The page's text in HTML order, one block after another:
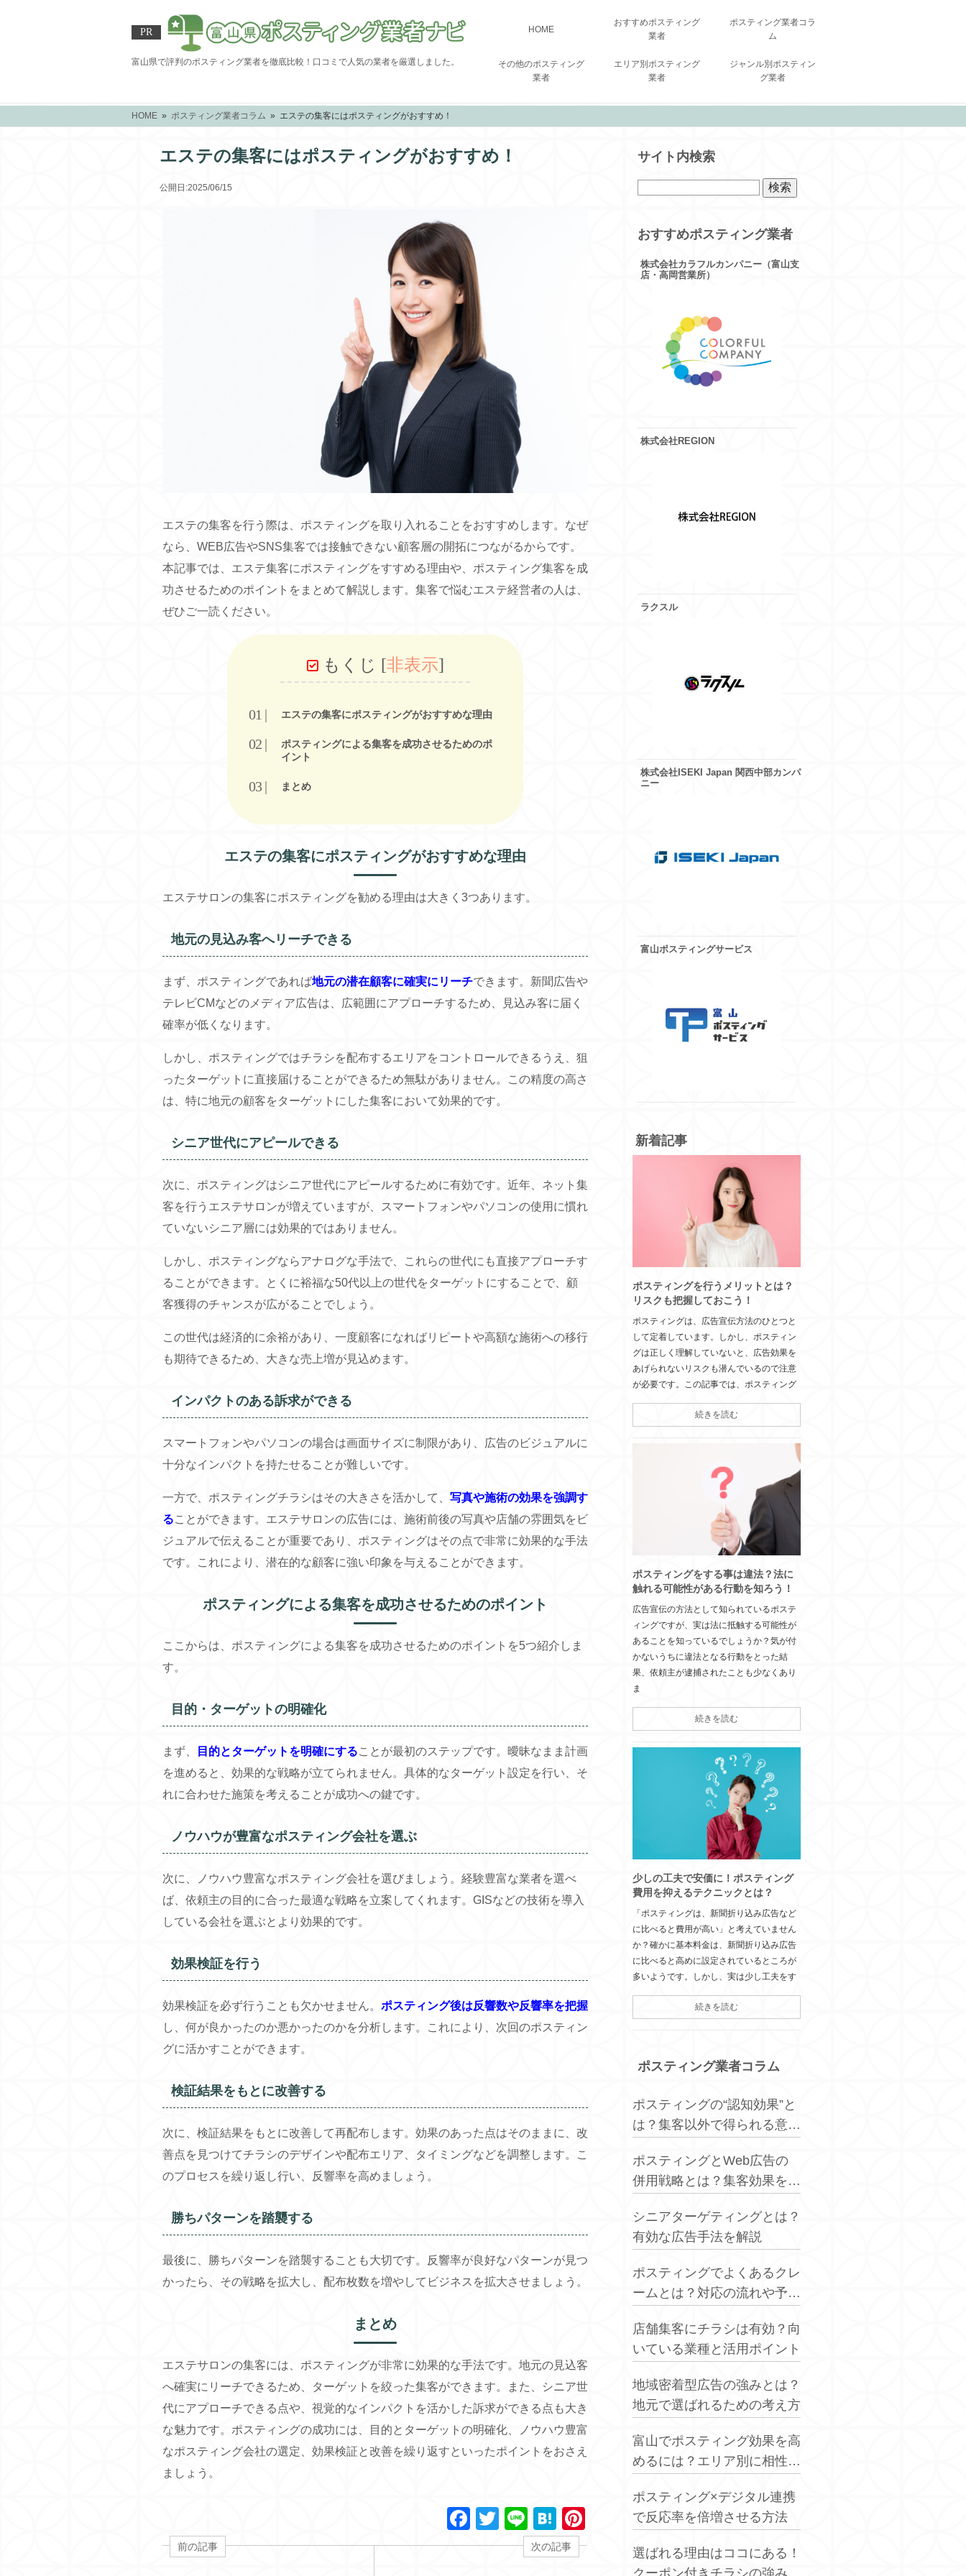
PR
富山県で評判のポスティング業者を徹底比較！口コミで人気の業者を厳選しました。
HOME
おすすめポスティング
業者
ポスティング業者コラ
ム
その他のポスティング
業者
エリア別ポスティング
業者
ジャンル別ポスティン
グ業者
HOME »ポスティング業者コラム » エステの集客にはポスティングがおすすめ！
エステの集客にはポスティングがおすすめ！
公開日:2025/06/15
エステの集客を行う際は、ポスティングを取り入れることをおすすめします。なぜ
なら、WEB広告やSNS集客では接触できない顧客層の開拓につながるからです。
本記事では、エステ集客にポスティングをすすめる理由や、ポスティング集客を成
功させるためのポイントをまとめて解説します。集客で悩むエステ経営者の人は、
ぜひご一読ください。
もくじ [非表示]
エステの集客にポスティングがおすすめな理由
ポスティングによる集客を成功させるためのポ
イント
まとめ
エステの集客にポスティングがおすすめな理由
エステサロンの集客にポスティングを勧める理由は大きく3つあります。
地元の見込み客へリーチできる
まず、ポスティングであれば地元の潜在顧客に確実にリーチできます。新聞広告や
テレビCMなどのメディア広告は、広範囲にアプローチするため、見込み客に届く
確率が低くなります。
しかし、ポスティングではチラシを配布するエリアをコントロールできるうえ、狙
ったターゲットに直接届けることができるため無駄がありません。この精度の高さ
は、特に地元の顧客をターゲットにした集客において効果的です。
シニア世代にアピールできる
次に、ポスティングはシニア世代にアピールするために有効です。近年、ネット集
客を行うエステサロンが増えていますが、スマートフォンやパソコンの使用に慣れ
ていないシニア層には効果的ではありません。
しかし、ポスティングならアナログな手法で、これらの世代にも直接アプローチす
ることができます。とくに裕福な50代以上の世代をターゲットにすることで、顧
客獲得のチャンスが広がることでしょう。
この世代は経済的に余裕があり、一度顧客になればリピートや高額な施術への移行
も期待できるため、大きな売上増が見込めます。
インパクトのある訴求ができる
スマートフォンやパソコンの場合は画面サイズに制限があり、広告のビジュアルに
十分なインパクトを持たせることが難しいです。
一方で、ポスティングチラシはその大きさを活かして、写真や施術の効果を強調す
ることができます。エステサロンの広告には、施術前後の写真や店舗の雰囲気をビ
ジュアルで伝えることが重要であり、ポスティングはその点で非常に効果的な手法
です。これにより、潜在的な顧客に強い印象を与えることができます。
ポスティングによる集客を成功させるためのポイント
ここからは、ポスティングによる集客を成功させるためのポイントを5つ紹介しま
す。
目的・ターゲットの明確化
まず、 目的とターゲットを明確にすることが最初のステップです。曖昧なまま計画
を進めると、効果的な戦略が立てられません。具体的なターゲット設定を行い、そ
れに合わせた施策を考えることが成功への鍵です。
ノウハウが豊富なポスティング会社を選ぶ
次に、ノウハウ豊富なポスティング会社を選びましょう。経験豊富な業者を選べ
ば、依頼主の目的に合った最適な戦略を立案してくれます。GISなどの技術を導入
している会社を選ぶとより効果的です。
効果検証を行う
効果検証を必ず行うことも欠かせません。ポスティング後は反響数や反響率を把握
し、何が良かったのか悪かったのかを分析します。これにより、次回のポスティン
グに活かすことができます。
検証結果をもとに改善する
次に、検証結果をもとに改善して再配布します。効果のあった点はそのままに、改
善点を見つけてチラシのデザインや配布エリア、タイミングなどを調整します。こ
のプロセスを繰り返し行い、反響率を高めましょう。
勝ちパターンを踏襲する
最後に、勝ちパターンを踏襲することも大切です。反響率が良好なパターンが見つ
かったら、その戦略を拡大し、配布枚数を増やしてビジネスを拡大させましょう。
まとめ
エステサロンの集客には、ポスティングが非常に効果的な手法です。地元の見込客
へ確実にリーチできるため、ターゲットを絞った集客ができます。また、シニア世
代にアプローチできる点や、視覚的なインパクトを活かした訴求ができる点も大き
な魅力です。ポスティングの成功には、目的とターゲットの明確化、ノウハウ豊富
なポスティング会社の選定、効果検証と改善を繰り返すといったポイントをおさえ
ましょう。
F
a
T
wi
Li
n
e
H
at
e
nt
前の記事 次の記事
サイト内検索
おすすめポスティング業者
株式会社カラフルカンパニー（富山支
店・高岡営業所）
株式会社REGION
ラクスル
株式会社ISEKI Japan 関西中部カンパ
ニー
富山ポスティングサービス
新着記事
ポスティングを行うメリットとは？
リスクも把握しておこう！
ポスティングは、広告宣伝方法のひとつと
して定着しています。しかし、ポスティン
グは正しく理解していないと、広告効果を
あげられないリスクも潜んでいるので注意
が必要です。この記事では、ポスティング
続きを読む
ポスティングをする事は違法？法に
触れる可能性がある行動を知ろう！
広告宣伝の方法として知られているポステ
ィングですが、実は法に抵触する可能性が
あることを知っているでしょうか？気が付
かないうちに違法となる行動をとった結
果、依頼主が逮捕されたことも少なくあり
ま
続きを読む
少しの工夫で安価に！ポスティング
費用を抑えるテクニックとは？
「ポスティングは、新聞折り込み広告など
に比べると費用が高い」と考えていません
か？確かに基本料金は、新聞折り込み広告
に比べると高めに設定されているところが
多いようです。しかし、実は少し工夫をす
続きを読む
ポスティング業者コラム
ポスティングの“認知効果”と
は？集客以外で得られる意外
ポスティングとWeb広告の
併用戦略とは？集客効果を最
シニアターゲティングとは？
有効な広告手法を解説
ポスティングでよくあるクレ
ームとは？対応の流れや予防
店舗集客にチラシは有効？向
いている業種と活用ポイント
地域密着型広告の強みとは？
地元で選ばれるための考え方
富山でポスティング効果を高
めるには？エリア別に相性の
ポスティング×デジタル連携
で反応率を倍増させる方法
選ばれる理由はココにある！
クーポン付きチラシの強み